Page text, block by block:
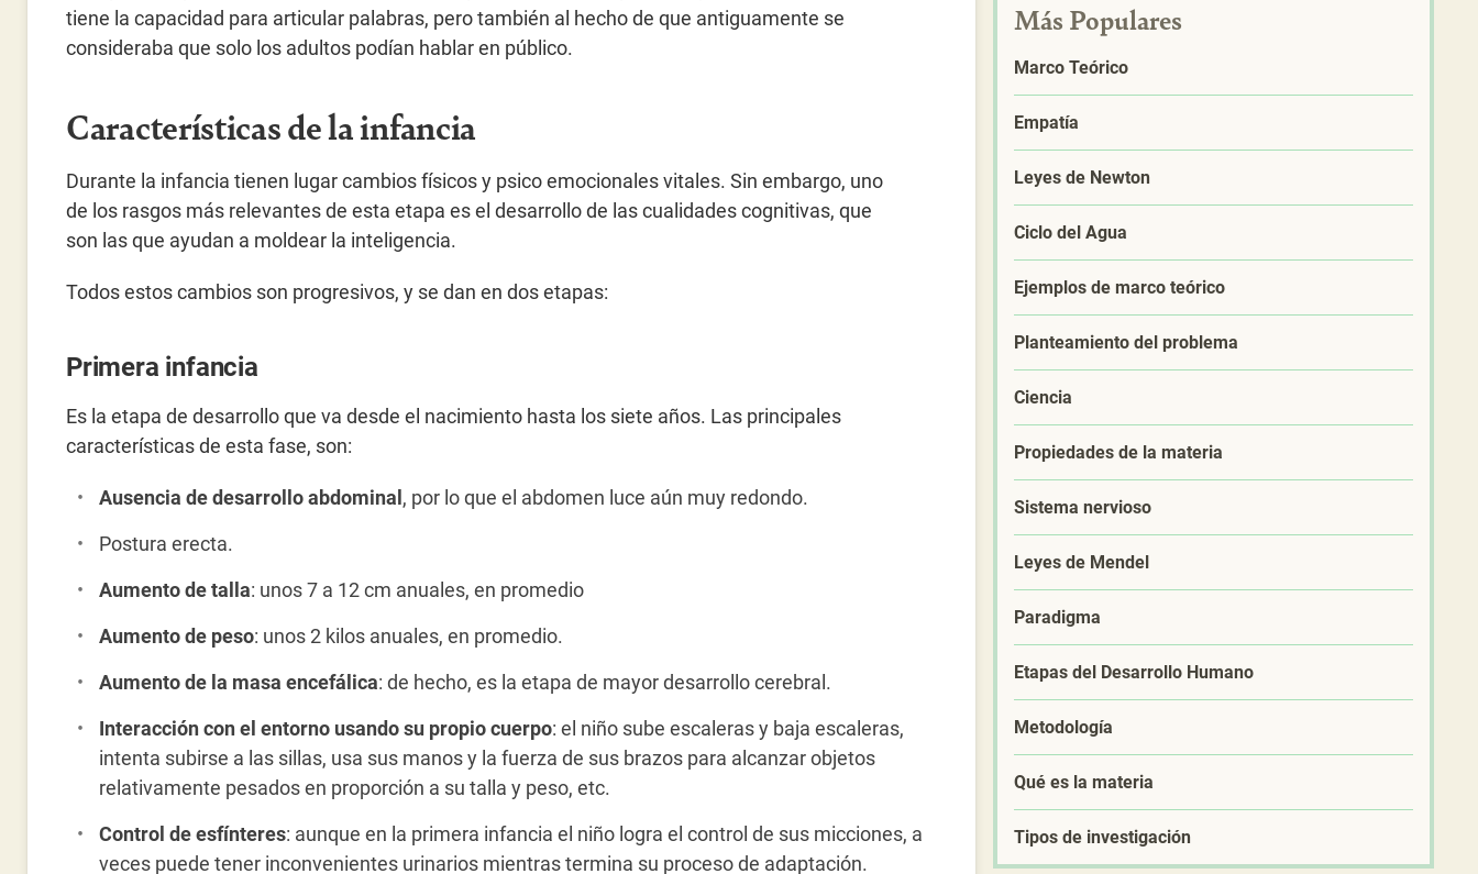
tiene la capacidad para articular palabras, pero también al hecho de que antiguamente se
consideraba que solo los adultos podían hablar en público.
Características de la infancia
Durante la infancia tienen lugar cambios físicos y psico emocionales vitales. Sin embargo, uno
de los rasgos más relevantes de esta etapa es el desarrollo de las cualidades cognitivas, que
son las que ayudan a moldear la inteligencia.
Todos estos cambios son progresivos, y se dan en dos etapas:
Primera infancia
Es la etapa de desarrollo que va desde el nacimiento hasta los siete años. Las principales
características de esta fase, son:
Ausencia de desarrollo abdominal , por lo que el abdomen luce aún muy redondo.
Postura erecta.
Aumento de talla: unos 7 a 12 cm anuales, en promedio
Aumento de peso: unos 2 kilos anuales, en promedio.
Aumento de la masa encefálica: de hecho, es la etapa de mayor desarrollo cerebral.
Interacción con el entorno usando su propio cuerpo: el niño sube escaleras y baja escaleras,
intenta subirse a las sillas, usa sus manos y la fuerza de sus brazos para alcanzar objetos
relativamente pesados en proporción a su talla y peso, etc.
Control de esfínteres: aunque en la primera infancia el niño logra el control de sus micciones, a
veces puede tener inconvenientes urinarios mientras termina su proceso de adaptación.
Más Populares
Marco Teórico
Empatía
Leyes de Newton
Ciclo del Agua
Ejemplos de marco teórico
Planteamiento del problema
Ciencia
Propiedades de la materia
Sistema nervioso
Leyes de Mendel
Paradigma
Etapas del Desarrollo Humano
Metodología
Qué es la materia
Tipos de investigación